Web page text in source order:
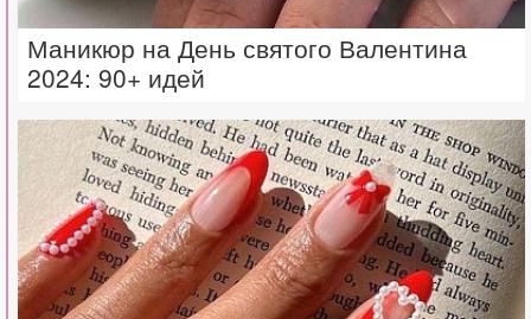
Маникюр на День святого Валентина
2024: 90+ идей